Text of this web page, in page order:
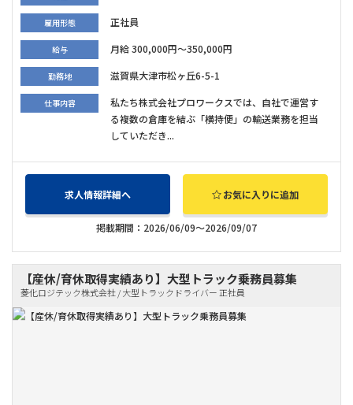
雇用形態 正社員
給与 月給 300,000円～350,000円
勤務地 滋賀県大津市松ヶ丘6-5-1
仕事内容
私たち株式会社プロワークスでは、自社で運営す
る複数の倉庫を結ぶ「横持便」の輸送業務を担当
していただき...
求人情報詳細へ お気に入りに追加
掲載期間：2026/06/09～2026/09/07
【産休/育休取得実績あり】大型トラック乗務員募集
菱化ロジテック株式会社 / 大型トラックドライバー 正社員